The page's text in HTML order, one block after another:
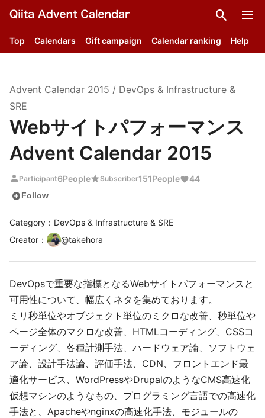
search menu
Top Calendars Gift campaign Calendar ranking Help
Advent Calendar 2015 / DevOps & Infrastructure &
SRE
Webサイトパフォーマンス
Advent Calendar 2015
person Participant6PeoplestarSubscriber151People 44
add_circleFollow
Category：DevOps & Infrastructure & SRE
Creator ： @takehora
DevOpsで重要な指標となるWebサイトパフォーマンスと
可用性について、幅広くネタを集めております。
ミリ秒単位やオブジェクト単位のミクロな改善、秒単位や
ページ全体のマクロな改善、HTMLコーディング、CSSコ
ーディング、各種計測手法、ハードウェア論、ソフトウェ
ア論、設計手法論、評価手法、CDN、フロントエンド最
適化サービス、WordPressやDrupalのようなCMS高速化
仮想マシンのようなもの、プログラミング言語での高速化
手法と、Apacheやnginxの高速化手法、モジュールの